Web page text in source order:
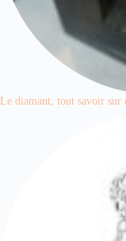
Le diamant, tout savoir sur